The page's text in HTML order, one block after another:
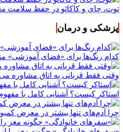
توت، چای و کاکائو در حفظ سلامت
پزشکی و درمان
کدام رنگ‌ها برای «فضای آموزشی»
وقتی فقط قربانی به اتاق مشاوره
استاکر کیست؟ آشنایی کامل با مفهوم
چرا آدم‌های تنها بیشتر در معرض